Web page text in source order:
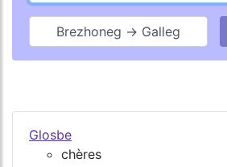
Brezhoneg → Galleg
Glosbe
chères